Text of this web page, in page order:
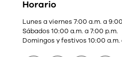
Horario
Lunes a viernes 7:00 a.m. a
Sábados 10:00 a.m. a 7:00 p.m.
Domingos y festivos 10:00 a.m.